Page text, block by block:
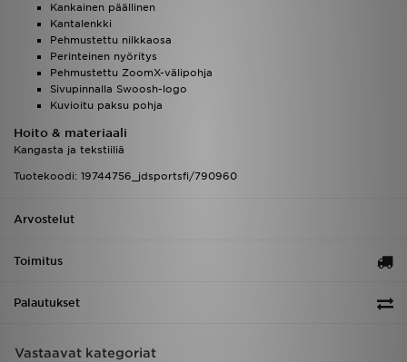
Kankainen päällinen
Kantalenkki
Pehmustettu nilkkaosa
Perinteinen nyöritys
Pehmustettu ZoomX-välipohja
Sivupinnalla Swoosh-logo
Kuvioitu paksu pohja
Hoito & materiaali
Kangasta ja tekstiiliä
Tuotekoodi: 19744756_jdsportsfi/790960
Arvostelut
Toimitus
Palautukset
Vastaavat kategoriat